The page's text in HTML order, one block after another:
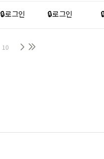
🔒 로그인 🔒 로그인
10